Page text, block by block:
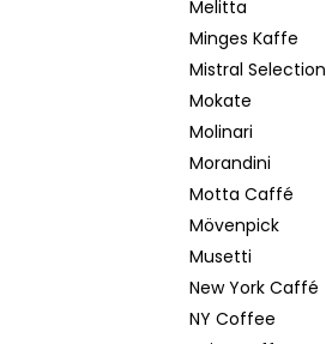
Melitta
Minges Kaffe
Mistral Selection
Mokate
Molinari
Morandini
Motta Caffé
Mövenpick
Musetti
New York Caffé
NY Coffee